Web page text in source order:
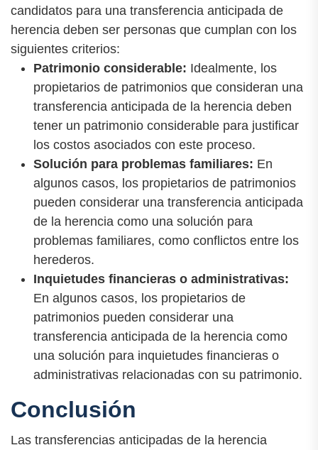
candidatos para una transferencia anticipada de
herencia deben ser personas que cumplan con los
siguientes criterios:
Patrimonio considerable: Idealmente, los
propietarios de patrimonios que consideran una
transferencia anticipada de la herencia deben
tener un patrimonio considerable para justificar
los costos asociados con este proceso.
Solución para problemas familiares: En
algunos casos, los propietarios de patrimonios
pueden considerar una transferencia anticipada
de la herencia como una solución para
problemas familiares, como conflictos entre los
herederos.
Inquietudes financieras o administrativas:
En algunos casos, los propietarios de
patrimonios pueden considerar una
transferencia anticipada de la herencia como
una solución para inquietudes financieras o
administrativas relacionadas con su patrimonio.
Conclusión
Las transferencias anticipadas de la herencia